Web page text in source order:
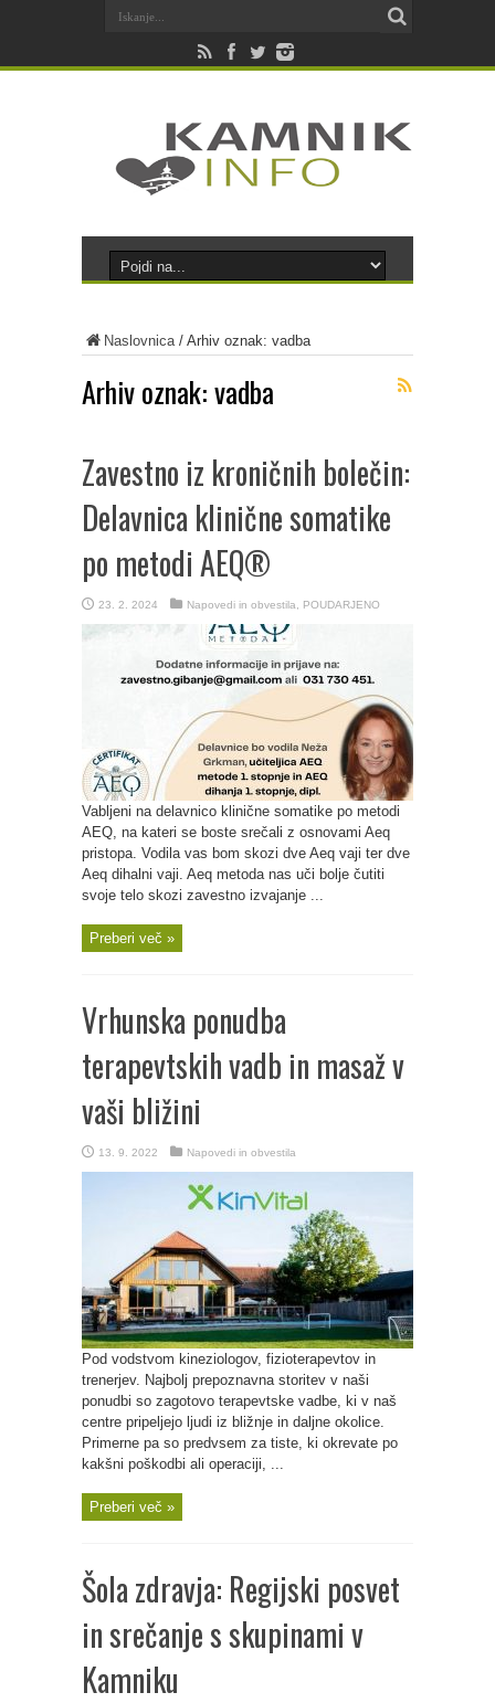
Naslovnica/ Arhiv oznak: vadba
Arhiv oznak:vadba
Zavestno iz kroničnih bolečin:
Delavnica klinične somatike
po metodi AEQ®
23. 2. 2024 Napovedi in obvestila POUDARJENO
Vabljeni na delavnico klinične somatike po metodi
AEQ, na kateri se boste srečali z osnovami Aeq
pristopa. Vodila vas bom skozi dve Aeq vaji ter dve
Aeq dihalni vaji. Aeq metoda nas uči bolje čutiti
svoje telo skozi zavestno izvajanje ...
Preberi več »
Vrhunska ponudba
terapevtskih vadb in masaž v
vaši bližini
13. 9. 2022 Napovedi in obvestila
Pod vodstvom kineziologov, fizioterapevtov in
trenerjev. Najbolj prepoznavna storitev v naši
ponudbi so zagotovo terapevtske vadbe, ki v naš
centre pripeljejo ljudi iz bližnje in daljne okolice.
Primerne pa so predvsem za tiste, ki okrevate po
kakšni poškodbi ali operaciji, ...
Preberi več »
Šola zdravja: Regijski posvet
in srečanje s skupinami v
Kamniku